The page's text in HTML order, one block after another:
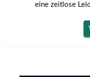
eine zeitlose